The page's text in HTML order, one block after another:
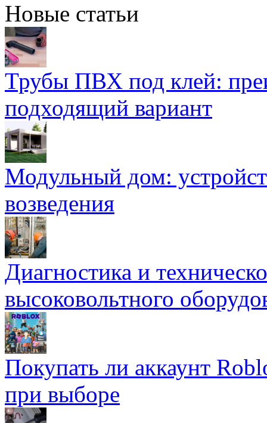
Новые статьи
Трубы ПВХ под клей:
подходящий вариант
Модульный дом:
возведения
Диагностика и
высоковольтного
Покупать ли аккаунт
при выборе